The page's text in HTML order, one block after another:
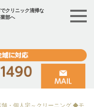
クリニック清掃な
部へ